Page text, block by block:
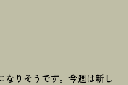
なりそうです。今週は新し